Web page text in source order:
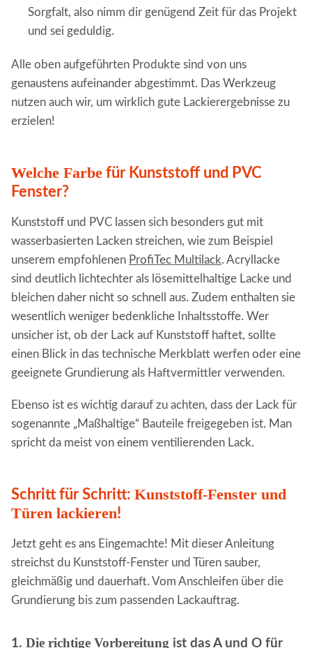
Sorgfalt, also nimm dir genügend Zeit für das Projekt
und sei geduldig.
Alle oben aufgeführten Produkte sind von uns
genaustens aufeinander abgestimmt. Das Werkzeug
nutzen auch wir, um wirklich gute Lackierergebnisse zu
erzielen!
Welche Farbe für Kunststoff und PVC
Fenster?
Kunststoff und PVC lassen sich besonders gut mit
wasserbasierten Lacken streichen, wie zum Beispiel
unserem empfohlenen ProfiTec Multilack. Acryllacke
sind deutlich lichtechter als lösemittelhaltige Lacke und
bleichen daher nicht so schnell aus. Zudem enthalten sie
wesentlich weniger bedenkliche Inhaltsstoffe. Wer
unsicher ist, ob der Lack auf Kunststoff haftet, sollte
einen Blick in das technische Merkblatt werfen oder eine
geeignete Grundierung als Haftvermittler verwenden.
Ebenso ist es wichtig darauf zu achten, dass der Lack für
sogenannte „Maßhaltige“ Bauteile freigegeben ist. Man
spricht da meist von einem ventilierenden Lack.
Schritt für Schritt: Kunststoff-Fenster und
Türen lackieren!
Jetzt geht es ans Eingemachte! Mit dieser Anleitung
streichst du Kunststoff-Fenster und Türen sauber,
gleichmäßig und dauerhaft. Vom Anschleifen über die
Grundierung bis zum passenden Lackauftrag.
1. Die richtige Vorbereitung ist das A und O für